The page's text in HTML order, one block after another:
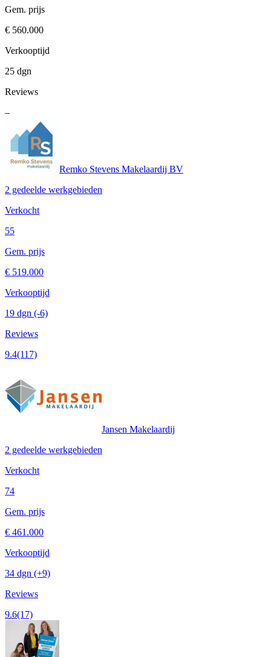
Gem. prijs
€ 560.000
Verkooptijd
25 dgn
Reviews
–
Remko Stevens Makelaardij BV
2 gedeelde werkgebieden
Verkocht
55
Gem. prijs
€ 519.000
Verkooptijd
19 dgn (-6)
Reviews
9.4(117)
Jansen Makelaardij
2 gedeelde werkgebieden
Verkocht
74
Gem. prijs
€ 461.000
Verkooptijd
34 dgn (+9)
Reviews
9.6(17)